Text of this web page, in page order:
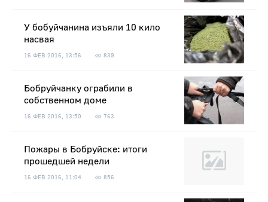
У бобуйчанина изъяли 10 кило
насвая
16 ФЕВ 2016, 13:56 839
Бобруйчанку ограбили в
собственном доме
16 ФЕВ 2016, 13:50 763
Пожары в Бобруйске: итоги
прошедшей недели
16 ФЕВ 2016, 11:04 856